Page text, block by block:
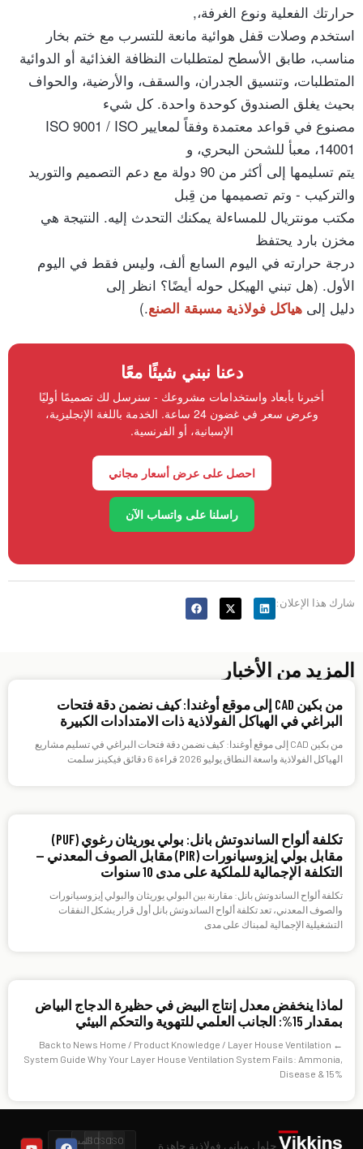
حرارتك الفعلية ونوع الغرفة،,
استخدم وصلات قفل هوائية مانعة للتسرب مع ختم بخار
مناسب، طابق الأسطح لمتطلبات النظافة الغذائية أو الدوائية
المتطلبات، وتنسيق الجدران، والسقف، والأرضية، والحواف
بحيث يغلق الصندوق كوحدة واحدة. كل شيء
مصنوع في قواعد معتمدة وفقاً لمعايير ISO 9001 / ISO
14001، معبأ للشحن البحري، و
يتم تسليمها إلى أكثر من 90 دولة مع دعم التصميم والتوريد
والتركيب - وتم تصميمها من قِبل
مكتب مونتريال للمساءلة يمكنك التحدث إليه. النتيجة هي
مخزن بارد يحتفظ
درجة حرارته في اليوم السابع ألف، وليس فقط في اليوم
الأول. (هل تبني الهيكل حوله أيضًا؟ انظر إلى
دليل إلى هياكل فولاذية مسبقة الصنع.)
دعنا نبني شيئًا معًا
أخبرنا بأبعاد واستخدامات مشروعك - سنرسل لك تصميمًا أوليًا
وعرض سعر في غضون 24 ساعة. الخدمة باللغة الإنجليزية،
الإسبانية، أو الفرنسية.
احصل على عرض أسعار مجاني
راسلنا على واتساب الآن
شارك هذا الإعلان:
المزيد من الأخبار
من بكين CAD إلى موقع أوغندا: كيف نضمن دقة فتحات
البراغي في الهياكل الفولاذية ذات الامتدادات الكبيرة
من بكين CAD إلى موقع أوغندا: كيف نضمن دقة فتحات البراغي في تسليم مشاريع
الهياكل الفولاذية واسعة النطاق يوليو 2026 قراءة 6 دقائق فيكينز سلمت
تكلفة ألواح الساندوتش بانل: بولي يوريثان رغوي (PUF)
مقابل بولي إيزوسيانورات (PIR) مقابل الصوف المعدني —
التكلفة الإجمالية للملكية على مدى 10 سنوات
تكلفة ألواح الساندوتش بانل: مقارنة بين البولي يوريثان والبولي إيزوسيانورات
والصوف المعدني، تعد تكلفة ألواح الساندوتش بانل أول قرار يشكل النفقات
التشغيلية الإجمالية لمبناك على مدى
لماذا ينخفض معدل إنتاج البيض في حظيرة الدجاج البياض
بمقدار 15%: الجانب العلمي للتهوية والتحكم البيئي
← Back to News Home / Product Knowledge / Layer House Ventilation
System Guide Why Your Layer House Ventilation System Fails: Ammonia,
Disease & 15%
حلول مباني فولاذية جاهزة
ISO
ISO
ISOالمستوى